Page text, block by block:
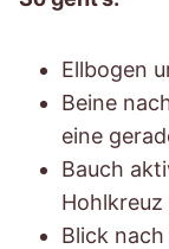
Ellbogen
Beine
eine
Bauch
Hohlkreuz
Blick